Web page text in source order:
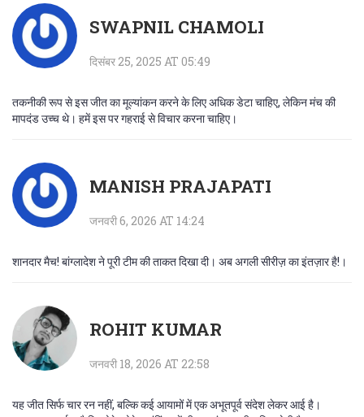
SWAPNIL CHAMOLI
दिसंबर 25, 2025 AT 05:49
तकनीकी रूप से इस जीत का मूल्यांकन करने के लिए अधिक डेटा चाहिए, लेकिन मंच की
मापदंड उच्च थे। हमें इस पर गहराई से विचार करना चाहिए।
MANISH PRAJAPATI
जनवरी 6, 2026 AT 14:24
शानदार मैच! बांग्लादेश ने पूरी टीम की ताकत दिखा दी। अब अगली सीरीज़ का इंतज़ार है!।
ROHIT KUMAR
जनवरी 18, 2026 AT 22:58
यह जीत सिर्फ चार रन नहीं, बल्कि कई आयामों में एक अभूतपूर्व संदेश लेकर आई है।